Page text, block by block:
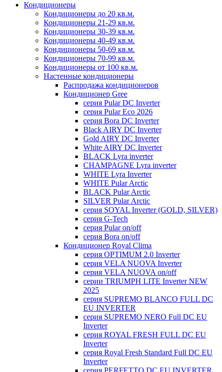
Кондиционеры
Кондиционеры до 20 кв.м.
Кондиционеры 21-29 кв.м.
Кондиционеры 30-39 кв.м.
Кондиционеры 40-49 кв.м.
Кондиционеры 50-69 кв.м.
Кондиционеры 70-99 кв.м.
Кондиционеры от 100 кв.м.
Настенные кондиционеры
Распродажа кондиционеров
Кондиционер Gree
серия Pular DC Inverter
серия Pular Eco 2026
серия Bora DC Inverter
Black AIRY DC Inverter
Gold AIRY DC Inverter
White AIRY DC Inverter
BLACK Lyra inverter
CHAMPAGNE Lyra inverter
WHITE Lyra Inverter
WHITE Pular Arctic
BLACK Pular Arctic
SILVER Pular Arctic
серия SOYAL Inverter (GOLD, SILVER)
серия G-Tech
серия Pular on/off
серия Bora on/off
Кондиционер Royal Clima
серия OPTIMUM 2.0 Inverter
серия VELA NUOVA Inverter
серия VELA NUOVA on/off
серии TRIUMPH LITE Inverter NEW
2025
серия SUPREMO BLANCO FULL DC
EU INVERTER
серия SUPREMO NERO Full DC EU
Inverter
серия ROYAL FRESH FULL DC EU
Inverter
серия Royal Fresh Standard Full DC EU
Inverter
серия PERFETTO DC EU INVERTER